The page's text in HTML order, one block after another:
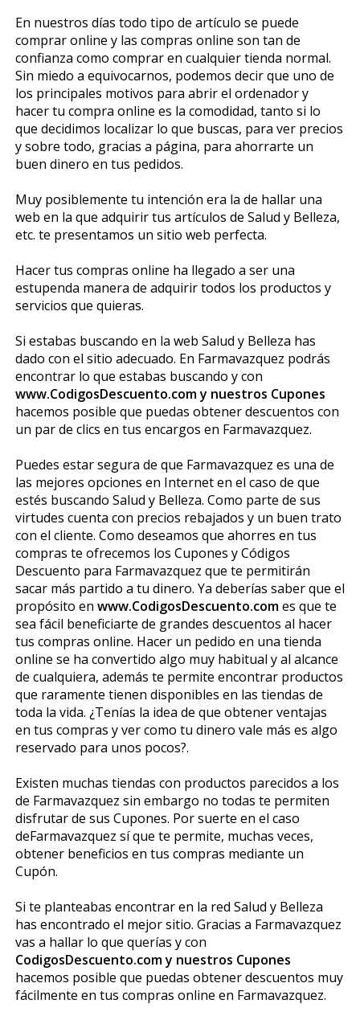
En nuestros días todo tipo de artículo se puede
comprar online y las compras online son tan de
confianza como comprar en cualquier tienda normal.
Sin miedo a equivocarnos, podemos decir que uno de
los principales motivos para abrir el ordenador y
hacer tu compra online es la comodidad, tanto si lo
que decidimos localizar lo que buscas, para ver precios
y sobre todo, gracias a página, para ahorrarte un
buen dinero en tus pedidos.
Muy posiblemente tu intención era la de hallar una
web en la que adquirir tus artículos de Salud y Belleza,
etc. te presentamos un sitio web perfecta.
Hacer tus compras online ha llegado a ser una
estupenda manera de adquirir todos los productos y
servicios que quieras.
Si estabas buscando en la web Salud y Belleza has
dado con el sitio adecuado. En Farmavazquez podrás
encontrar lo que estabas buscando y con
www.CodigosDescuento.com y nuestros Cupones
hacemos posible que puedas obtener descuentos con
un par de clics en tus encargos en Farmavazquez.
Puedes estar segura de que Farmavazquez es una de
las mejores opciones en Internet en el caso de que
estés buscando Salud y Belleza. Como parte de sus
virtudes cuenta con precios rebajados y un buen trato
con el cliente. Como deseamos que ahorres en tus
compras te ofrecemos los Cupones y Códigos
Descuento para Farmavazquez que te permitirán
sacar más partido a tu dinero. Ya deberías saber que el
propósito en www.CodigosDescuento.comes que te
sea fácil beneficiarte de grandes descuentos al hacer
tus compras online. Hacer un pedido en una tienda
online se ha convertido algo muy habitual y al alcance
de cualquiera, además te permite encontrar productos
que raramente tienen disponibles en las tiendas de
toda la vida. ¿Tenías la idea de que obtener ventajas
en tus compras y ver como tu dinero vale más es algo
reservado para unos pocos?.
Existen muchas tiendas con productos parecidos a los
de Farmavazquez sin embargo no todas te permiten
disfrutar de sus Cupones. Por suerte en el caso
deFarmavazquez sí que te permite, muchas veces,
obtener beneficios en tus compras mediante un
Cupón.
Si te planteabas encontrar en la red Salud y Belleza
has encontrado el mejor sitio. Gracias a Farmavazquez
vas a hallar lo que querías y con
CodigosDescuento.com y nuestros Cupones
hacemos posible que puedas obtener descuentos muy
fácilmente en tus compras online en Farmavazquez.